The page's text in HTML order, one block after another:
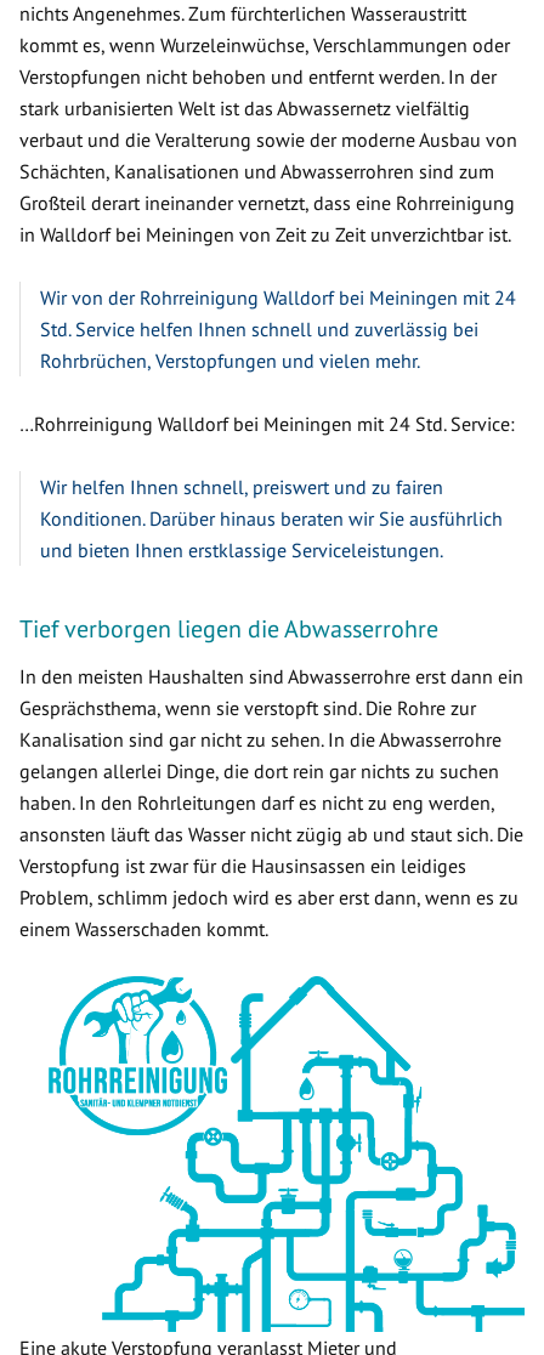
nichts Angenehmes. Zum fürchterlichen Wasseraustritt
kommt es, wenn Wurzeleinwüchse, Verschlammungen oder
Verstopfungen nicht behoben und entfernt werden. In der
stark urbanisierten Welt ist das Abwassernetz vielfältig
verbaut und die Veralterung sowie der moderne Ausbau von
Schächten, Kanalisationen und Abwasserrohren sind zum
Großteil derart ineinander vernetzt, dass eine Rohrreinigung
in Walldorf bei Meiningen von Zeit zu Zeit unverzichtbar ist.
Wir von der Rohrreinigung Walldorf bei Meiningen mit 24
Std. Service helfen Ihnen schnell und zuverlässig bei
Rohrbrüchen, Verstopfungen und vielen mehr.
…Rohrreinigung Walldorf bei Meiningen mit 24 Std. Service:
Wir helfen Ihnen schnell, preiswert und zu fairen
Konditionen. Darüber hinaus beraten wir Sie ausführlich
und bieten Ihnen erstklassige Serviceleistungen.
Tief verborgen liegen die Abwasserrohre
In den meisten Haushalten sind Abwasserrohre erst dann ein
Gesprächsthema, wenn sie verstopft sind. Die Rohre zur
Kanalisation sind gar nicht zu sehen. In die Abwasserrohre
gelangen allerlei Dinge, die dort rein gar nichts zu suchen
haben. In den Rohrleitungen darf es nicht zu eng werden,
ansonsten läuft das Wasser nicht zügig ab und staut sich. Die
Verstopfung ist zwar für die Hausinsassen ein leidiges
Problem, schlimm jedoch wird es aber erst dann, wenn es zu
einem Wasserschaden kommt.
Eine akute Verstopfung veranlasst Mieter und